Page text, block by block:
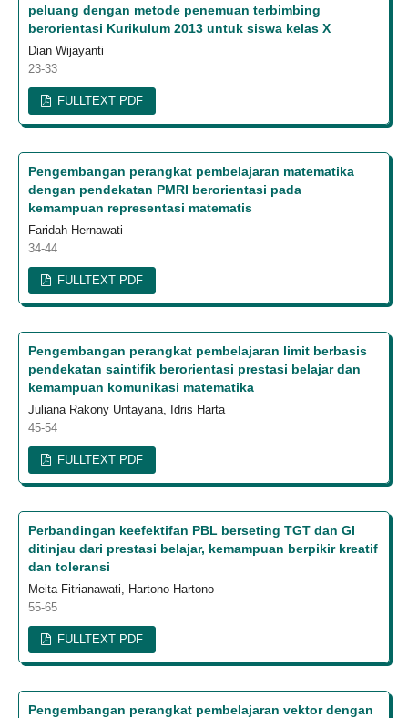
peluang dengan metode penemuan terbimbing
berorientasi Kurikulum 2013 untuk siswa kelas X
Dian Wijayanti
23-33
FULLTEXT PDF
Pengembangan perangkat pembelajaran matematika
dengan pendekatan PMRI berorientasi pada
kemampuan representasi matematis
Faridah Hernawati
34-44
FULLTEXT PDF
Pengembangan perangkat pembelajaran limit berbasis
pendekatan saintifik berorientasi prestasi belajar dan
kemampuan komunikasi matematika
Juliana Rakony Untayana, Idris Harta
45-54
FULLTEXT PDF
Perbandingan keefektifan PBL berseting TGT dan GI
ditinjau dari prestasi belajar, kemampuan berpikir kreatif
dan toleransi
Meita Fitrianawati, Hartono Hartono
55-65
FULLTEXT PDF
Pengembangan perangkat pembelajaran vektor dengan